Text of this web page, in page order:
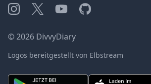
Instagram
X YouTubeGitHub
©2026 DivvyDiary
Logos bereitgestellt von Elbstream